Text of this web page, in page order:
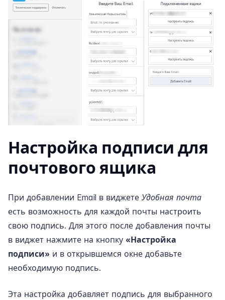
Настройка подписи для
почтового ящика
При добавлении Email в виджете Удобная почта
есть возможность для каждой почты настроить
свою подпись. Для этого после добавления почты
в виджет нажмите на кнопку «Настройка
подписи» и в открывшемся окне добавьте
необходимую подпись.
Эта настройка добавляет подпись для выбранного